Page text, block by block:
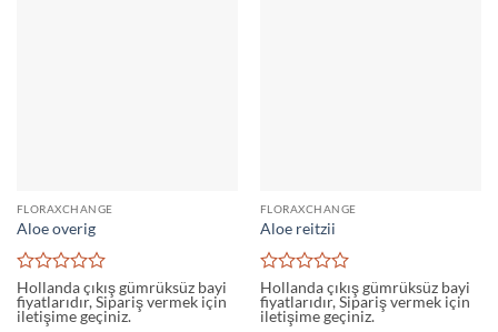
FLORAXCHANGE
Aloe overig
5
üzerinden
0
Hollanda çıkış gümrüksüz bayi
fiyatlarıdır, Sipariş vermek için
iletişime geçiniz.
FLORAXCHANGE
Aloe reitzii
5
üzerinden
0
Hollanda çıkış gümrüksüz bayi
fiyatlarıdır, Sipariş vermek için
iletişime geçiniz.